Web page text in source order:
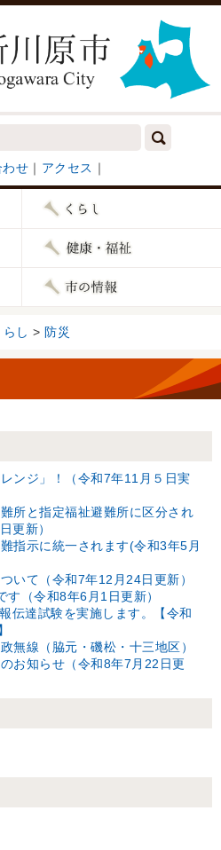
わせ ｜ アクセス ｜
らし > 防災
ンジ」！（令和7年11月５日実
所と指定福祉避難所に区分され
更新）
指示に統一されます(令和3年5月
いて（令和7年12月24日更新）
（令和8年6月1日更新）
伝達試験を実施します。【令和
無線（脇元・磯松・十三地区）
お知らせ（令和8年7月22日更